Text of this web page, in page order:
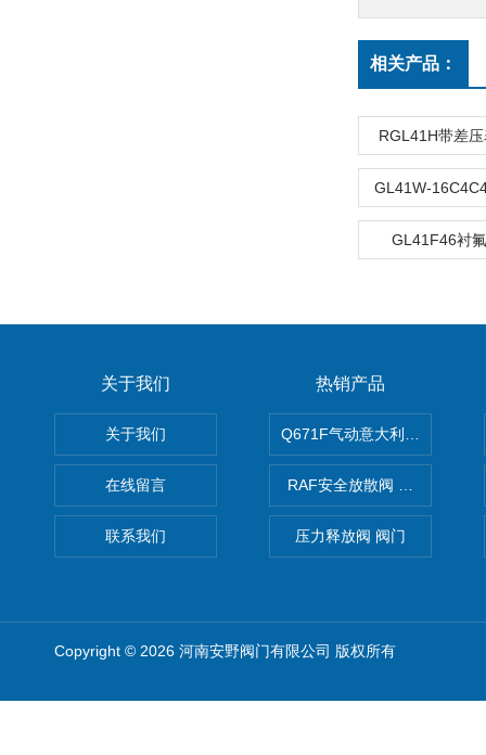
相关产品：
RGL41H带差
GL41W-
GL41F46衬
关于我们
关于我们
在线留言
联系我们
热销产品
Q671F气动意大利式薄型球阀
RAF安全放散阀 阀生产
压力释放阀 阀门
Copyright © 2026 河南安野阀门有限公司 版权所有